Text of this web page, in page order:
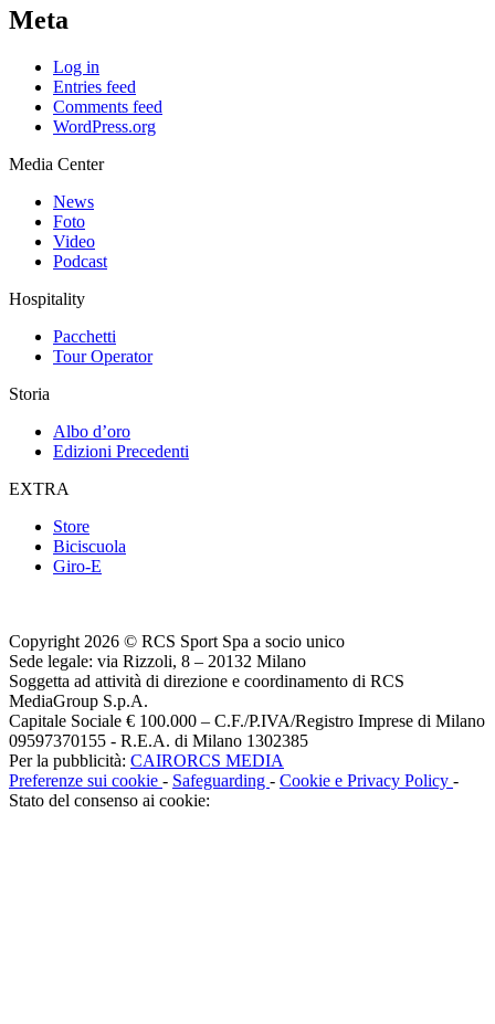
Meta
Log in
Entries feed
Comments feed
WordPress.org
Media Center
News
Foto
Video
Podcast
Hospitality
Pacchetti
Tour Operator
Storia
Albo d’oro
Edizioni Precedenti
EXTRA
Store
Biciscuola
Giro-E
Copyright 2026 © RCS Sport Spa a socio unico
Sede legale: via Rizzoli, 8 – 20132 Milano
Soggetta ad attività di direzione e coordinamento di RCS
MediaGroup S.p.A.
Capitale Sociale € 100.000 – C.F./P.IVA/Registro Imprese di Milano
09597370155 - R.E.A. di Milano 1302385
Per la pubblicità: CAIRORCS MEDIA
Preferenze sui cookie - Safeguarding - Cookie e Privacy Policy -
Stato del consenso ai cookie: